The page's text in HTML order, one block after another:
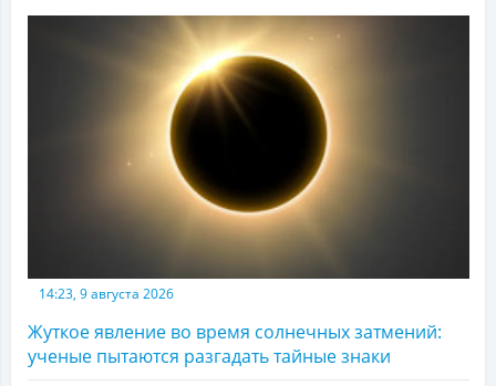
14:23, 9 августа 2026
Жуткое явление во время солнечных затмений:
ученые пытаются разгадать тайные знаки